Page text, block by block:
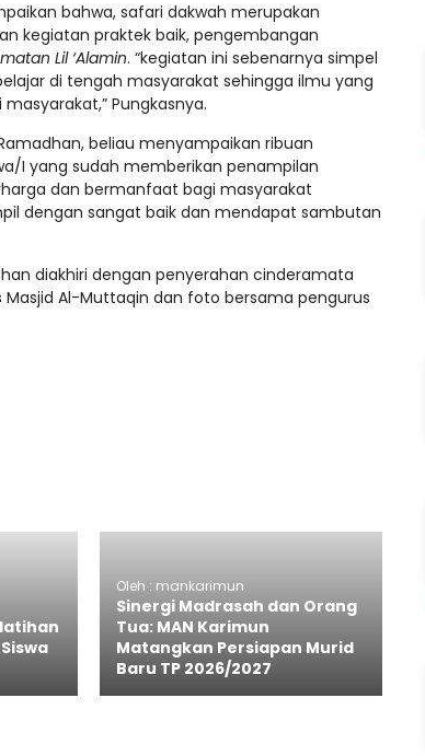
bahwa, safari dakwah merupakan
kegiatan praktek baik, pengembangan
Lil ‘Alamin. “kegiatan ini sebenarnya simpel
di tengah masyarakat sehingga ilmu yang
Pungkasnya.
beliau menyampaikan ribuan
I yang sudah memberikan penampilan
dan bermanfaat bagi masyarakat
dengan sangat baik dan mendapat sambutan
diakhiri dengan penyerahan cinderamata
Masjid Al-Muttaqin dan foto bersama pengurus
Oleh : mankarimun
Sinergi Madrasah dan Orang
Tua: MAN Karimun
Matangkan Persiapan Murid
Baru TP 2026/2027